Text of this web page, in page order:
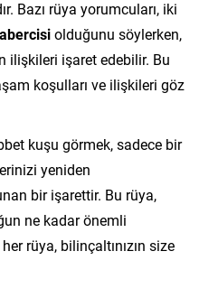
Bazı rüya yorumcuları, iki
olduğunu söylerken,
ilişkileri işaret edebilir. Bu
koşulları ve ilişkileri göz
kuşu görmek, sadece bir
yeniden
bir işarettir. Bu rüya,
ne kadar önemli
rüya, bilinçaltınızın size